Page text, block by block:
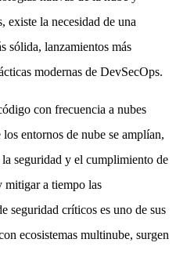
existe la necesidad de una
sólida, lanzamientos más
modernas de DevSecOps.
con frecuencia a nubes
entornos de nube se amplían,
seguridad y el cumplimiento de
mitigar a tiempo las
seguridad críticos es uno de sus
ecosistemas multinube, surgen